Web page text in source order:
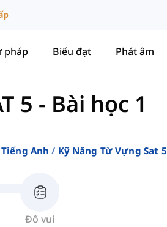
pháp Biểu đạt Phát âm
5 - Bài học 1
Anh Kỹ Năng Từ Vựng Sat 5
Đố vui